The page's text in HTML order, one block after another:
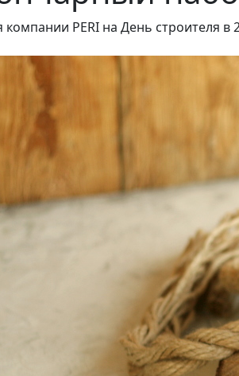
компании PERI на День строителя